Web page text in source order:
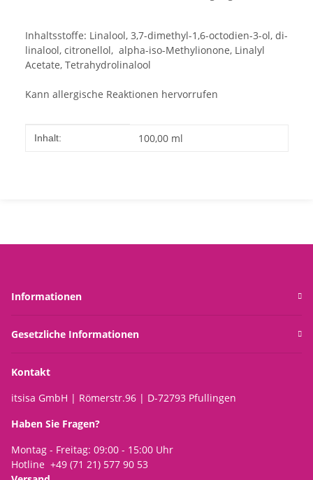
Inhaltsstoffe: Linalool, 3,7-dimethyl-1,6-octodien-3-ol, di-
linalool, citronellol, alpha-iso-Methylionone, Linalyl
Acetate, Tetrahydrolinalool
Kann allergische Reaktionen hervorrufen
Produkteigenschaft
Wert
Inhalt: 100,00 ml
Informationen
Gesetzliche Informationen
Kontakt
itsisa GmbH | Römerstr.96 | D-72793 Pfullingen
Haben Sie Fragen?
Montag - Freitag: 09:00 - 15:00 Uhr
Hotline +49 (71 21) 577 90 53